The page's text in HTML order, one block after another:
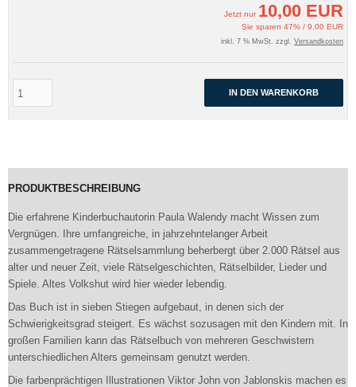
Jetzt nur 10,00 EUR
Sie sparen 47% / 9,00 EUR
inkl. 7 % MwSt. zzgl. Versandkosten
IN DEN WARENKORB
PRODUKTBESCHREIBUNG
Die erfahrene Kinderbuchautorin Paula Walendy macht Wissen zum
Vergnügen. Ihre umfangreiche, in jahrzehntelanger Arbeit
zusammengetragene Rätselsammlung beherbergt über 2.000 Rätsel aus
alter und neuer Zeit, viele Rätselgeschichten, Rätselbilder, Lieder und
Spiele. Altes Volkshut wird hier wieder lebendig.
Das Buch ist in sieben Stiegen aufgebaut, in denen sich der
Schwierigkeitsgrad steigert. Es wächst sozusagen mit den Kindern mit. In
großen Familien kann das Rätselbuch von mehreren Geschwistern
unterschiedlichen Alters gemeinsam genutzt werden.
Die farbenprächtigen Illustrationen Viktor John von Jablonskis machen es